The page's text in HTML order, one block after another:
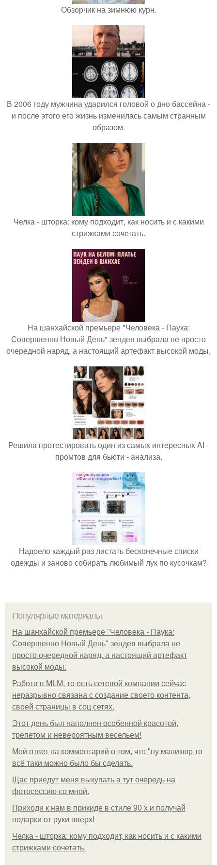
Обзорчик на зимнюю курн.
В 2006 году мужчина ударился головой о дно бассейна -
и после этого его жизнь изменилась самым странным
образом.
Челка - шторка: кому подходит, как носить и с какими
стрижками сочетать.
На шанхайской премьере "Человека - Паука:
Совершенно Новый День" зендея выбрала не просто
очередной наряд, а настоящий артефакт высокой моды.
Решила протестировать один из самых интересных AI -
промтов для бьюти - анализа.
Надоело каждый раз листать бесконечные списки
одежды и заново собирать любимый лук по кусочкам?
Популярные материалы
На шанхайской премьере "Человека - Паука:
Совершенно Новый День" зендея выбрала не
просто очередной наряд, а настоящий артефакт
высокой моды.
Работа в MLM, то есть сетевой компании сейчас
неразрывно связана с создание своего контента,
своей страницы в соц сетях.
Этот день был наполнен особенной красотой,
трепетом и невероятным весельем!
Мой ответ на комментарий о том, что "ну маникюр то
всё таки можно было бы сделать.
Щас приедут меня выкупать а тут очередь на
фотосессию со мной.
Приходи к нам в прикиде в стиле 90 х и получай
подарки от руки вверх!
Челка - шторка: кому подходит, как носить и с какими
стрижками сочетать.